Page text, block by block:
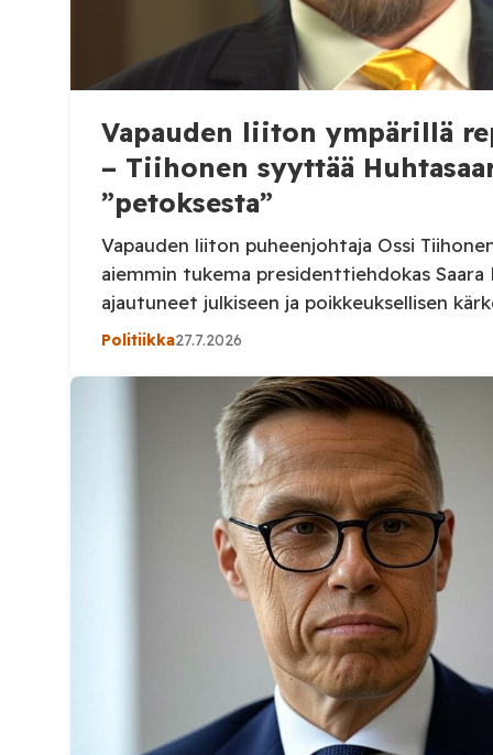
Vapauden liiton ympärillä
– Tiihonen syyttää
”petoksesta”
Vapauden liiton puheenjohtaja Ossi
aiemmin tukema presidenttiehdokas Saara
ajautuneet julkiseen ja poikkeuksellisen
sananvaihtoon. Huhtasaari katsoo, ettei
syyttää Huhtasaarta puolueen
äänestämättömyyden markkinoimisesta.
riitelevänsä Tiihosen kanssa. Vapauden
puhjennut poikkeuksellisen raju sanasota X-
keskiössä ovat […]
Politiikka27.7.2026